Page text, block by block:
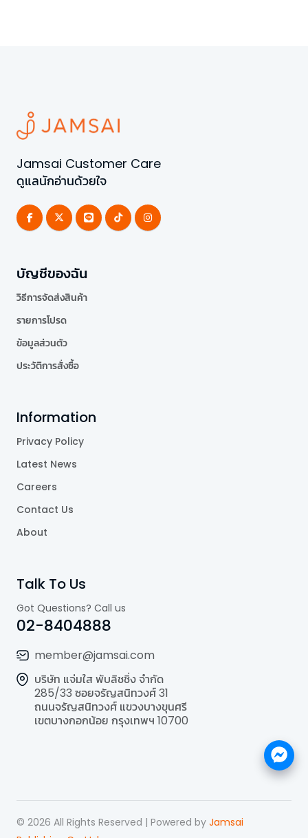
Jamsai Customer Care
ดูแลนักอ่านด้วยใจ
บัญชีของฉัน
วิธีการจัดส่งสินค้า
รายการโปรด
ข้อมูลส่วนตัว
ประวัติการสั่งซื้อ
Information
Privacy Policy
Latest News
Careers
Contact Us
About
Talk To Us
Got Questions? Call us
02-8404888
member@jamsai.com
บริษัท แจ่มใส พับลิชชิ่ง จำกัด
285/33 ซอยจรัญสนิทวงศ์ 31
ถนนจรัญสนิทวงศ์ แขวงบางขุนศรี
เขตบางกอกน้อย กรุงเทพฯ 10700
© 2026 All Rights Reserved | Powered by Jamsai